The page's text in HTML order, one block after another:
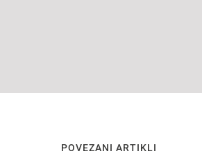
POVEZANI ARTIKLI